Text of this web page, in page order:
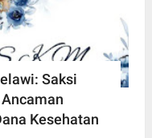
Saksi
Kesehatan